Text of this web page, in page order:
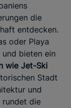
die
entdecken.
oder Playa
bieten ein
wie Jet-Ski
Stadt
und
rundet die